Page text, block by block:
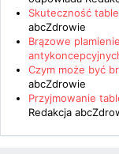
Skuteczność
abcZdrowie
Brązowe
Czym może być
abcZdrowie
Przyjmowanie
Redakcja